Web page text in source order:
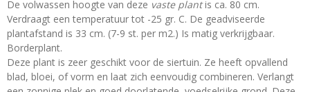
De volwassen hoogte van deze vaste plantis ca. 80 cm.
Verdraagt een temperatuur tot -25 gr. C. De geadviseerde
plantafstand is 33 cm. (7-9 st. per m2.) Is matig verkrijgbaar.
Borderplant.
Deze plant is zeer geschikt voor de siertuin. Ze heeft opvallend
blad, bloei, of vorm en laat zich eenvoudig combineren. Verlangt